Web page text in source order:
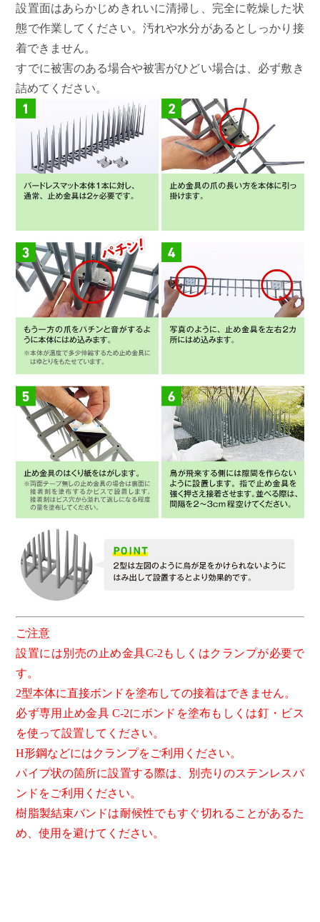
設置面はあらかじめきれいに清掃し、完全に乾燥した状
態で作業してください。汚れや水分があるとしっかり接
着できません。
すでに被害のある場合や被害がひどい場合は、必ず敷き
詰めてください。
ご注意
設置には別売の止め金具C-2もしくはクランプが必要で
す。
2型本体に直接ボンドを塗布しての接着はできません。
必ず専用止め金具 C-2にボンドを塗布もしくは釘・ビス
を使って設置してください。
H形鋼などにはクランプをご利用ください。
パイプ状の箇所に設置する際は、別売りのステンレスバ
ンドをご利用ください。
樹脂製結束バンドは耐候性でもすぐ切れることがあるた
め、使用を避けてください。